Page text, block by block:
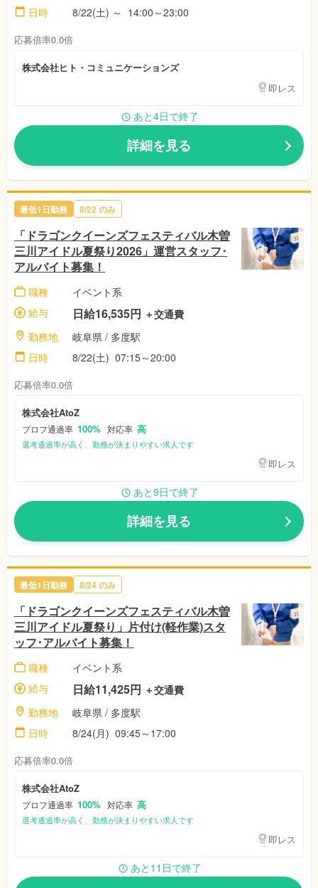
日時
8/22(土) ～ 14:00～23:00
応募倍率0.0倍
株式会社ヒト・コミュニケーションズ
即レス
あと4日で終了
詳細を見る
最低1日勤務 8/22のみ
「ドラゴンクイーンズフェスティバル木曽
三川アイドル夏祭り2026」運営スタッフ･
アルバイト募集！
職種
イベント系
給与
日給16,535円 ＋交通費
勤務地
岐阜県 / 多度駅
日時
8/22(土) 07:15～20:00
応募倍率0.0倍
株式会社AtoZ
プロフ通過率 100% 対応率 高
選考通過率が高く、勤務が決まりやすい求人です
即レス
あと9日で終了
詳細を見る
最低1日勤務 8/24のみ
「ドラゴンクイーンズフェスティバル木曽
三川アイドル夏祭り」片付け(軽作業)スタ
ッフ･アルバイト募集！
職種
イベント系
給与
日給11,425円 ＋交通費
勤務地
岐阜県 / 多度駅
日時
8/24(月) 09:45～17:00
応募倍率0.0倍
株式会社AtoZ
プロフ通過率 100% 対応率 高
選考通過率が高く、勤務が決まりやすい求人です
即レス
あと11日で終了